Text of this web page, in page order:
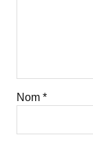
Nom *